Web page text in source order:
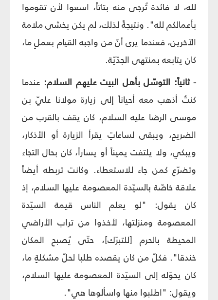
لله، لا فائدة تُرجى منه بتاتاً، اسعوا لأن تقوموا
بأعمالكم لله". ونتيجةً لذلك، لم يكن يخشى ملامة
الآخرين، فعندما يرى أنّ من واجبه القيام بعملٍ ما،
كان يتابعه بمنتهى الجدّيّة.
- ثانياً: التوسّل بأهل البيت عليهم السلام: عندما
كنتُ أذهب معه أحياناً إلى زيارة مولانا عليّ بن
موسى الرضا عليه السلام، كان يقف بالقرب من
الضريح، ويبقى لساعاتٍ يقرأ الزيارة أو الأذكار،
ويبكي، ولا يلتفت يميناً أو يساراً، كان بحال التجاء
وتضرّع كمن جاء للاستعطاء. وكانت تربطه أيضاً
علاقة خاصّة بالسيّدة المعصومة عليها السلام، إذ
كان يقول: "لو يعلم الناس قيمة السيّدة
المعصومة ومنزلتها، لأخذوا من تراب الأراضي
المحيطة بالحرم [للتبرّك]، حتّى يُصبح المكان
خندقاً". فكلّ من كان يقصده طلباً لحلّ مشكلةٍ ما،
كان يحوّله إلى السيّدة المعصومة عليها السلام،
ويقول: "اطلبوا منها واسألوها هي".